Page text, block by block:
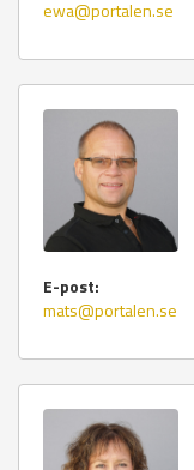
ewa@portalen.se
E-post:
mats@portalen.se